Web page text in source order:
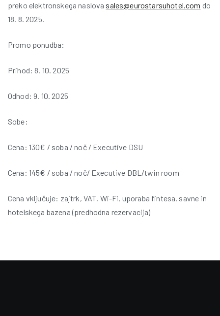
preko elektronskega naslova sales@eurostarsuhotel.com do
18. 8. 2025.
Promo ponudba:
Prihod: 8. 10. 2025
Odhod: 9. 10. 2025
Sobe:
Cena: 130€ / soba / noč / Executive DSU
Cena: 145€ / soba / noč/ Executive DBL/twin room
Cena vključuje: zajtrk, VAT, Wi-Fi, uporaba fintesa, savne in
hotelskega bazena (predhodna rezervacija)